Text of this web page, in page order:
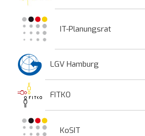
IT-Planungsrat
LGV Hamburg
FITKO
KoSIT